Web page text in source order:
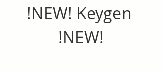
!NEW! Keygen
!NEW!